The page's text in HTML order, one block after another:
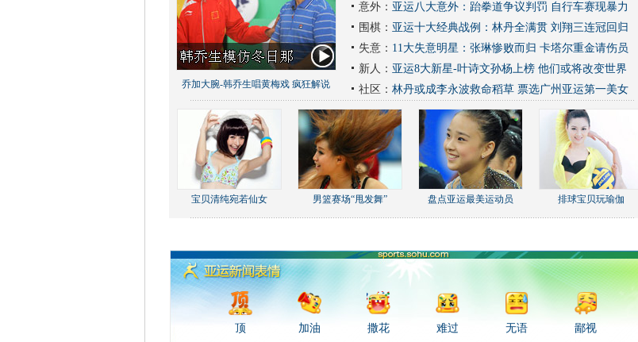
乔加大腕-韩乔生唱黄梅戏 疯狂解说
意外： 亚运八大意外：跆拳道争议判罚 自行车赛现暴力
围棋： 亚运十大经典战例：林丹全满贯 刘翔三连冠回归
失意： 11大失意明星：张琳惨败而归 卡塔尔重金请伤员
新人： 亚运8大新星-叶诗文孙杨上榜 他们或将改变世界
社区： 林丹或成李永波救命稻草 票选广州亚运第一美女
宝贝清纯宛若仙女 男篮赛场“甩发舞” 盘点亚运最美运动员 排球宝贝玩瑜伽
顶 加油 撒花 难过 无语 鄙视